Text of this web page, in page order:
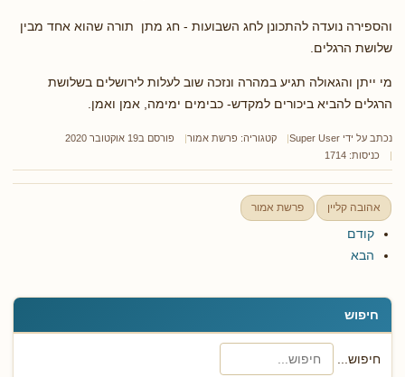
חיפוש
חיפוש...
והספירה נועדה להתכונן לחג השבועות - חג מתן תורה שהוא אחד מבין
שלושת הרגלים.
מי ייתן והגאולה תגיע במהרה ונזכה שוב לעלות לירושלים בשלושת
הרגלים להביא ביכורים למקדש- כבימים ימימה, אמן ואמן.
נכתב על ידי Super User קטגוריה: פרשת אמור
פורסם ב19 אוקטובר 2020
כניסות: 1714
אהובה קליין פרשת אמור
קודם
הבא